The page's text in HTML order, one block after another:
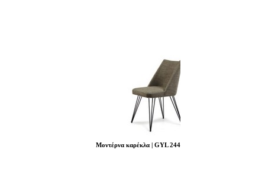
Μοντέρνα καρέκλα | GYL 244